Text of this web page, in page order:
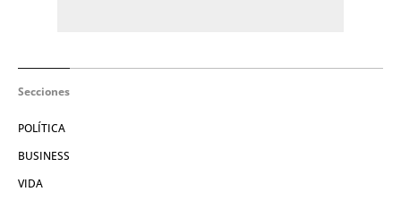
Secciones
POLÍTICA
BUSINESS
VIDA